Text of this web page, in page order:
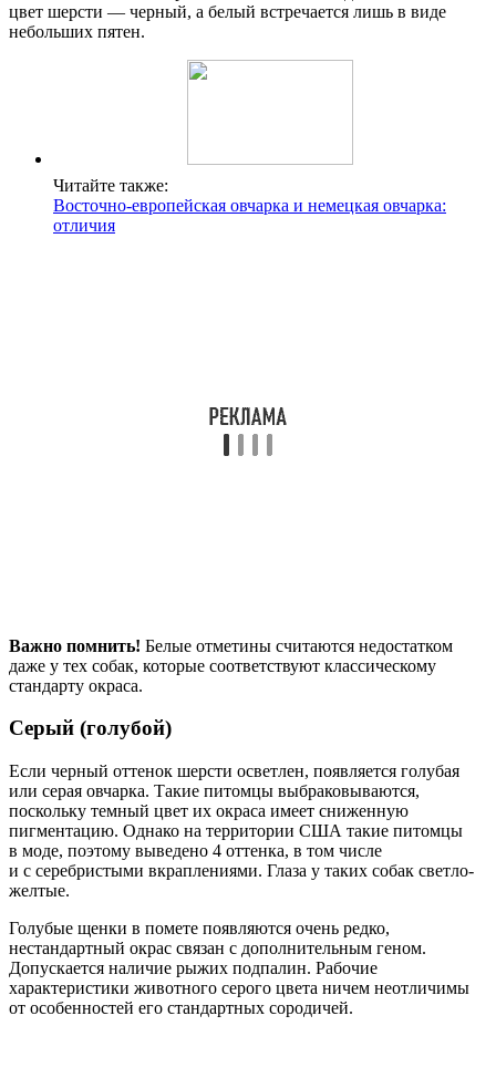
цвет шерсти — черный, а белый встречается лишь в виде
небольших пятен.
Читайте также:
Восточно-европейская овчарка и немецкая овчарка:
отличия
Важно помнить! Белые отметины считаются недостатком
даже у тех собак, которые соответствуют классическому
стандарту окраса.
Серый (голубой)
Если черный оттенок шерсти осветлен, появляется голубая
или серая овчарка. Такие питомцы выбраковываются,
поскольку темный цвет их окраса имеет сниженную
пигментацию. Однако на территории США такие питомцы
в моде, поэтому выведено 4 оттенка, в том числе
и с серебристыми вкраплениями. Глаза у таких собак светло-
желтые.
Голубые щенки в помете появляются очень редко,
нестандартный окрас связан с дополнительным геном.
Допускается наличие рыжих подпалин. Рабочие
характеристики животного серого цвета ничем неотличимы
от особенностей его стандартных сородичей.